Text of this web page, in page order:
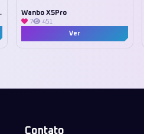
2 Em 1 Wanbo X5Pro
7
451
Ver
Contato